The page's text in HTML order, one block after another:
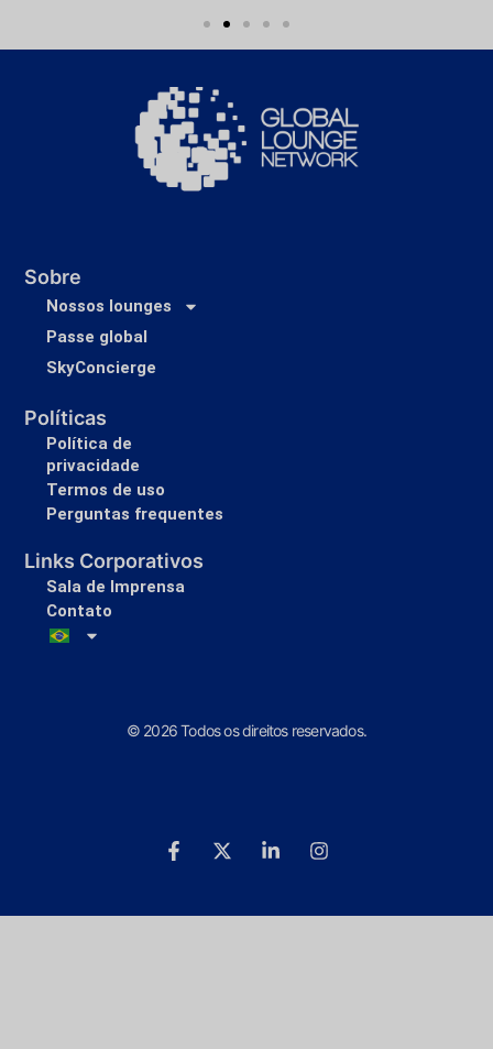
Sobre
Nossos lounges
Passe global
SkyConcierge
Políticas
Política de
privacidade
Termos de uso
Perguntas frequentes
Links Corporativos
Sala de Imprensa
Contato
© 2026 Todos os direitos reservados.